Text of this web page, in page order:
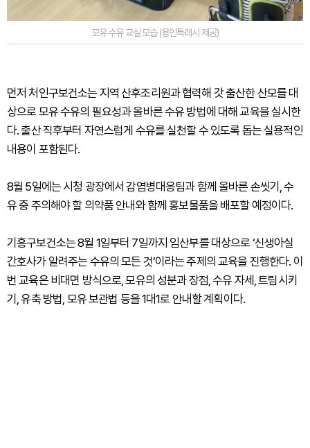
모유 수유 교실 모습 (용인특례시 제공)
먼저 처인구보건소는 지역 산후조리원과 협력해 갓 출산한 산모를 대
상으로 모유 수유의 필요성과 올바른 수유 방법에 대해 교육을 실시한
다. 출산 직후부터 자연스럽게 수유를 실천할 수 있도록 돕는 실용적인
내용이 포함된다.
8월 5일에는 시청 광장에서 감염병대응팀과 함께 올바른 손씻기, 수
유 중 주의해야 할 의약품 안내와 함께 홍보물품을 배포할 예정이다.
기흥구보건소는 8월 1일부터 7일까지 임산부를 대상으로 ‘신생아실
간호사가 알려주는 수유의 모든 것’이라는 주제의 교육을 진행한다. 이
번 교육은 비대면 방식으로, 모유의 성분과 장점, 수유 자세, 트림시키
기, 유축 방법, 모유 보관법 등을 1대1로 안내할 계획이다.